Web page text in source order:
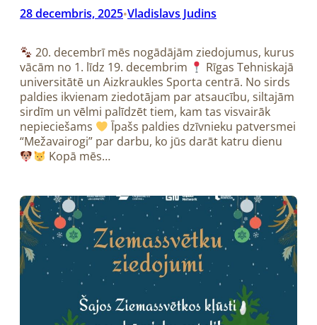
28 decembris, 2025•Vladislavs Judins
20. decembrī mēs nogādājām ziedojumus, kurus
vācām no 1. līdz 19. decembrim
Rīgas Tehniskajā
universitātē un Aizkraukles Sporta centrā. No sirds
paldies ikvienam ziedotājam par atsaucību, siltajām
sirdīm un vēlmi palīdzēt tiem, kam tas visvairāk
nepieciešams
Īpašs paldies dzīvnieku patversmei
“Mežavairogi” par darbu, ko jūs darāt katru dienu
Kopā mēs…